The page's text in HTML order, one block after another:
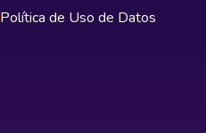
Política de Uso de Datos